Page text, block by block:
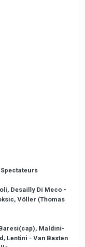
Desailly Di Meco -
Völler (Thomas
Maldini-
Lentini - Van Basten